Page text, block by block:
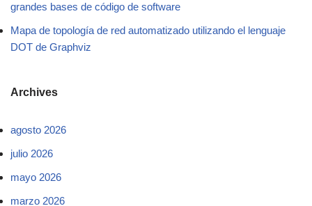
grandes bases de código de software
Mapa de topología de red automatizado utilizando el lenguaje
DOT de Graphviz
Archives
agosto 2026
julio 2026
mayo 2026
marzo 2026